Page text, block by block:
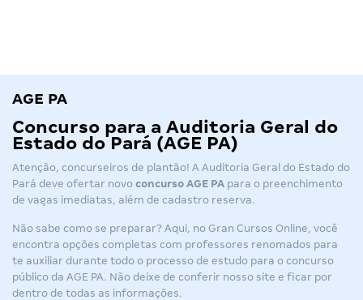
AGE PA
Concurso para a Auditoria Geral do
Estado do Pará (AGE PA)
Atenção, concurseiros de plantão! A Auditoria Geral do Estado do
Pará deve ofertar novo concurso AGE PA para o preenchimento
de vagas imediatas, além de cadastro reserva.
Não sabe como se preparar? Aqui, no Gran Cursos Online, você
encontra opções completas com professores renomados para
te auxiliar durante todo o processo de estudo para o concurso
público da AGE PA. Não deixe de conferir nosso site e ficar por
dentro de todas as informações.